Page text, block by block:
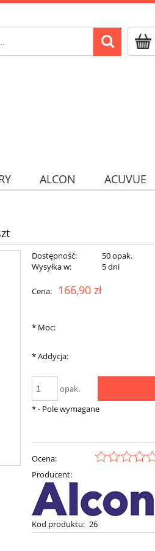
ALCON ACUVUE
Dostępność:
50 opak.
Wysyłka w:
5 dni
Cena: 166,90 zł
* Moc:
*Addycja:
opak.
*- Pole wymagane
Ocena:
Producent:
Kod produktu: 26